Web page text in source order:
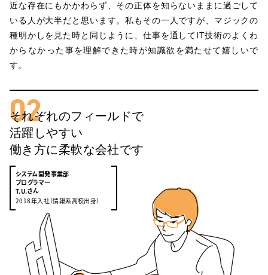
近な存在にもかかわらず、その正体を知らないままに過ごして
いる人が大半だと思います。私もその一人ですが、マジックの
種明かしを見た時と同じように、仕事を通してIT技術のよくわ
からなかった事を理解できた時が知識欲を満たせて嬉しいで
す。
02
それぞれのフィールドで
活躍しやすい
働き方に柔軟な会社です
システム開発事業部
プログラマー
T.U.さん
2018年入社（情報系高校出身）